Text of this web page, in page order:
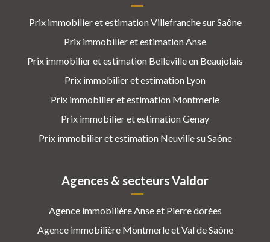
Prix immobilier et estimation Villefranche sur Saône
Prix immobilier et estimation Anse
Prix immobilier et estimation Belleville en Beaujolais
Prix immobilier et estimation Lyon
Prix immobilier et estimation Montmerle
Prix immobilier et estimation Genay
Prix immobilier et estimation Neuville su Saône
Agences & secteurs Valdor
Agence immobilière Anse et Pierre dorées
Agence immobilière Montmerle et Val de Saône